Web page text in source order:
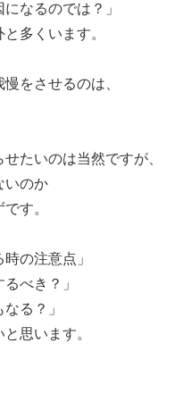
なるのでは？」
多くいます。
をさせるのは、
たいのは当然ですが、
いのか
す。
の注意点」
べき？」
る？」
思います。